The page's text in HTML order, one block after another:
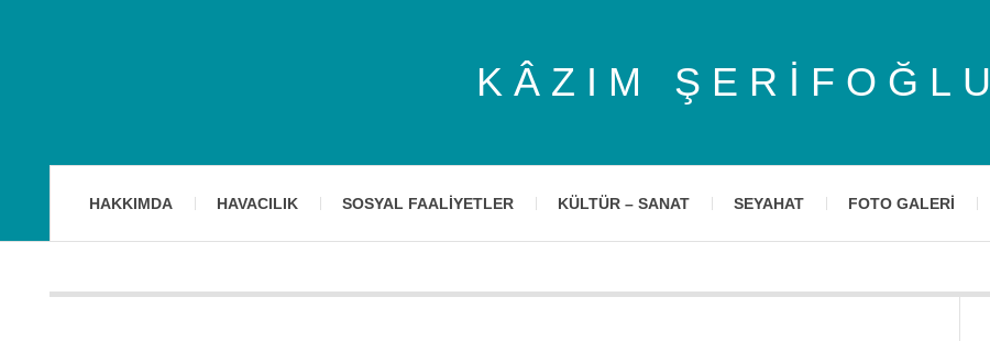
KÂZIM ŞERIFOĞLU
HAKKIMDA HAVACILIK SOSYAL FAALIYETLER KÜLTÜR – SANAT SEYAHAT FOTO GALERI